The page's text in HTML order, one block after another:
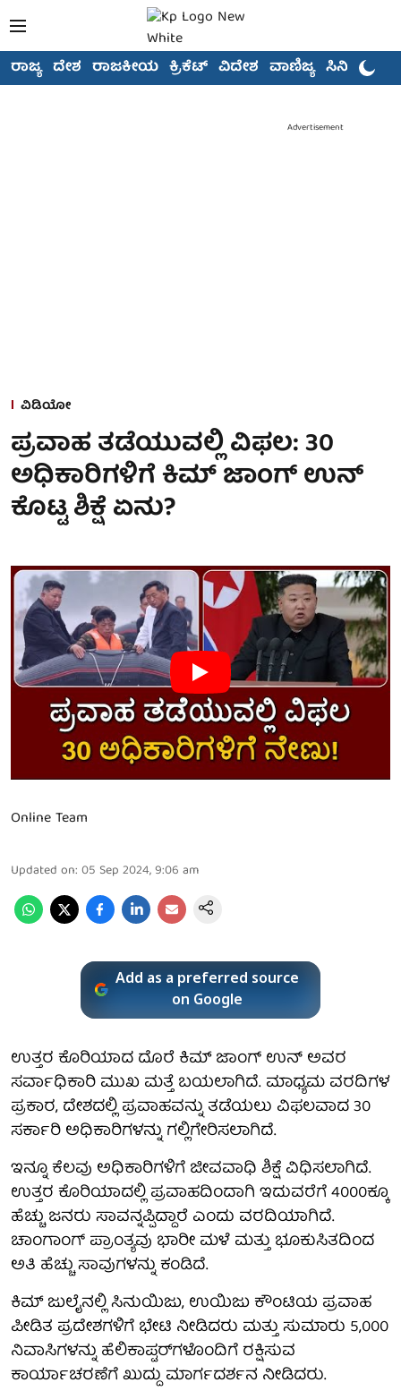
ರಾಜ್ಯ ದೇಶ ರಾಜಕೀಯ ಕ್ರಿಕೆಟ್ ವಿದೇಶ ವಾಣಿಜ್ಯ ಸಿನಿಮಾ
Advertisement
ವಿಡಿಯೋ
ಪ್ರವಾಹ ತಡೆಯುವಲ್ಲಿ ವಿಫಲ: 30
ಅಧಿಕಾರಿಗಳಿಗೆ ಕಿಮ್ ಜಾಂಗ್ ಉನ್
ಕೊಟ್ಟ ಶಿಕ್ಷೆ ಏನು?
Online Team
Updated on: 05 Sep 2024, 9:06 am
Add as a preferred source
on Google
ಉತ್ತರ ಕೊರಿಯಾದ ದೊರೆ ಕಿಮ್ ಜಾಂಗ್ ಉನ್ ಅವರ
ಸರ್ವಾಧಿಕಾರಿ ಮುಖ ಮತ್ತೆ ಬಯಲಾಗಿದೆ. ಮಾಧ್ಯಮ ವರದಿಗಳ
ಪ್ರಕಾರ, ದೇಶದಲ್ಲಿ ಪ್ರವಾಹವನ್ನು ತಡೆಯಲು ವಿಫಲವಾದ 30
ಸರ್ಕಾರಿ ಅಧಿಕಾರಿಗಳನ್ನು ಗಲ್ಲಿಗೇರಿಸಲಾಗಿದೆ.
ಇನ್ನೂ ಕೆಲವು ಅಧಿಕಾರಿಗಳಿಗೆ ಜೀವವಾಧಿ ಶಿಕ್ಷೆ ವಿಧಿಸಲಾಗಿದೆ.
ಉತ್ತರ ಕೊರಿಯಾದಲ್ಲಿ ಪ್ರವಾಹದಿಂದಾಗಿ ಇದುವರೆಗೆ 4000ಕ್ಕೂ
ಹೆಚ್ಚು ಜನರು ಸಾವನ್ನಪ್ಪಿದ್ದಾರೆ ಎಂದು ವರದಿಯಾಗಿದೆ.
ಚಾಂಗಾಂಗ್ ಪ್ರಾಂತ್ಯವು ಭಾರೀ ಮಳೆ ಮತ್ತು ಭೂಕುಸಿತದಿಂದ
ಅತಿ ಹೆಚ್ಚು ಸಾವುಗಳನ್ನು ಕಂಡಿದೆ.
ಕಿಮ್ ಜುಲೈನಲ್ಲಿ ಸಿನುಯಿಜು, ಉಯಿಜು ಕೌಂಟಿಯ ಪ್ರವಾಹ
ಪೀಡಿತ ಪ್ರದೇಶಗಳಿಗೆ ಭೇಟಿ ನೀಡಿದರು ಮತ್ತು ಸುಮಾರು 5,000
ನಿವಾಸಿಗಳನ್ನು ಹೆಲಿಕಾಪ್ಟರ್‌ಗಳೊಂದಿಗೆ ರಕ್ಷಿಸುವ
ಕಾರ್ಯಾಚರಣೆಗೆ ಖುದ್ದು ಮಾರ್ಗದರ್ಶನ ನೀಡಿದರು.